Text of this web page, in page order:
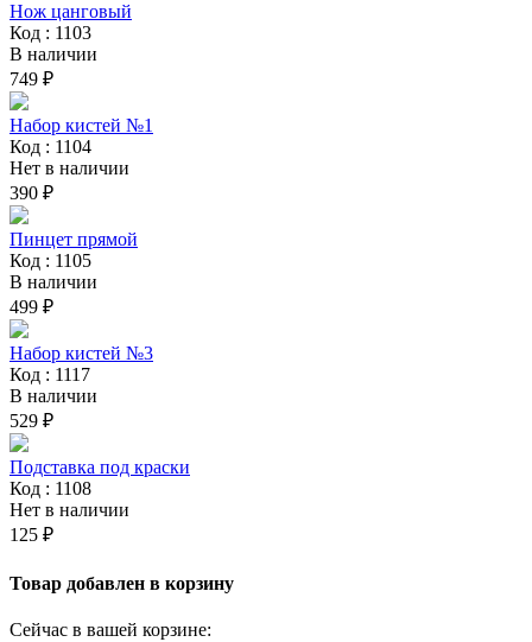
Нож цанговый
Код : 1103
В наличии
749 ₽
Набор кистей №1
Код : 1104
Нет в наличии
390 ₽
Пинцет прямой
Код : 1105
В наличии
499 ₽
Набор кистей №3
Код : 1117
В наличии
529 ₽
Подставка под краски
Код : 1108
Нет в наличии
125 ₽
Товар добавлен в корзину
Сейчас в вашей корзине: